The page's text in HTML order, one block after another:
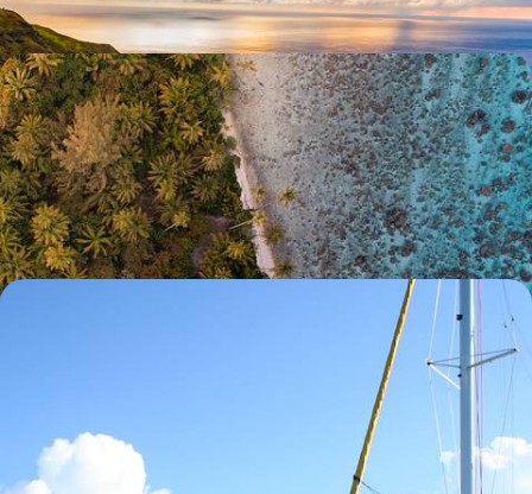
Gambier, Société, Tuamotu, Marquises - Loin, très
loin, le bonheur polynésien
Quatre archipels, deux semaines complètes d'aventure : une envolée
poétique – et active – dans des terres exotiques préservées
18 jours, de 7600 à 9600 €
Seuls en Polynésie - Lagons de rêve et croisière en
Au gré d’adresses confidentielles et d’îles secrètes, une robinsonnade
13 jours, de 7100 à 10000 €